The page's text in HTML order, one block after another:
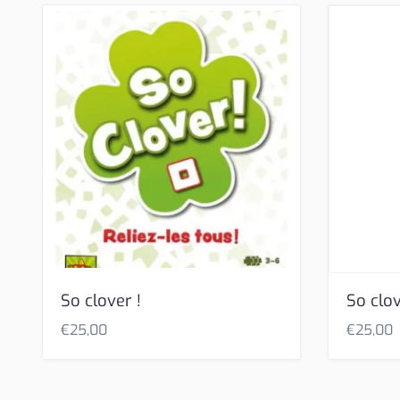
So clover !
€25,00
So
€25,00